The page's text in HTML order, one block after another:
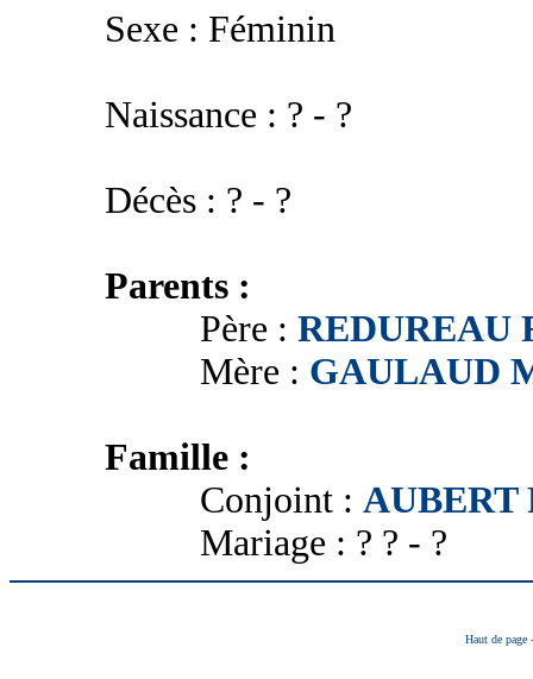
Sexe : Féminin
Naissance : ? - ?
Décès : ? - ?
Parents :
Père : REDUREAU
Mère : GAULAUD
Famille :
Conjoint : AUBERT
Mariage : ? ? - ?
Haut de page